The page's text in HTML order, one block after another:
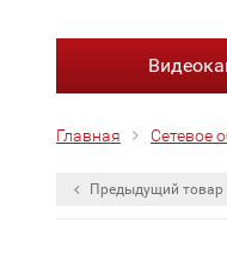
Главная Сетевое
Предыдущий товар